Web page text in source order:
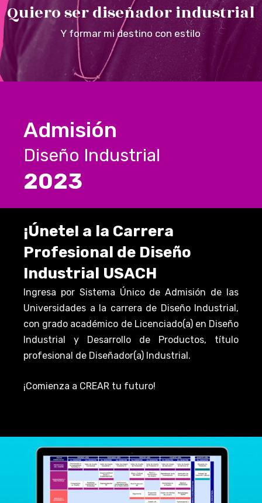
Y formar mi destino con estilo
Quieroserdiseñadorindustrial
Admisión
Diseño Industrial
2023
¡Únete! a la Carrera
Profesional de Diseño
Industrial USACH
Ingresa por Sistema Único de Admisión de las
Universidades a la carrera de Diseño Industrial,
con grado académico de Licenciado(a) en Diseño
Industrial y Desarrollo de Productos, título
profesional de Diseñador(a) Industrial.
¡Comienza a CREAR tu futuro!